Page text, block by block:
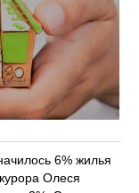
6% жилья
Олеся